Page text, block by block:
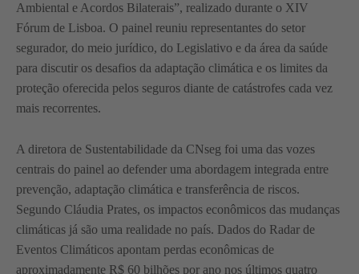
Ambiental e Acordos Bilaterais”, realizado durante o XIV
Fórum de Lisboa. O painel reuniu representantes do setor
segurador, do meio jurídico, do Legislativo e da área da saúde
para discutir os desafios da adaptação climática e os limites da
proteção oferecida pelos seguros diante de catástrofes cada vez
mais recorrentes.
A diretora de Sustentabilidade da CNseg foi uma das vozes
centrais do painel ao defender uma abordagem integrada entre
prevenção, adaptação climática e transferência de riscos.
Segundo Cláudia Prates, os impactos econômicos das mudanças
climáticas já são uma realidade no país. Dados do Radar de
Eventos Climáticos apontam perdas econômicas de
aproximadamente R$ 60 bilhões por ano nos últimos quatro